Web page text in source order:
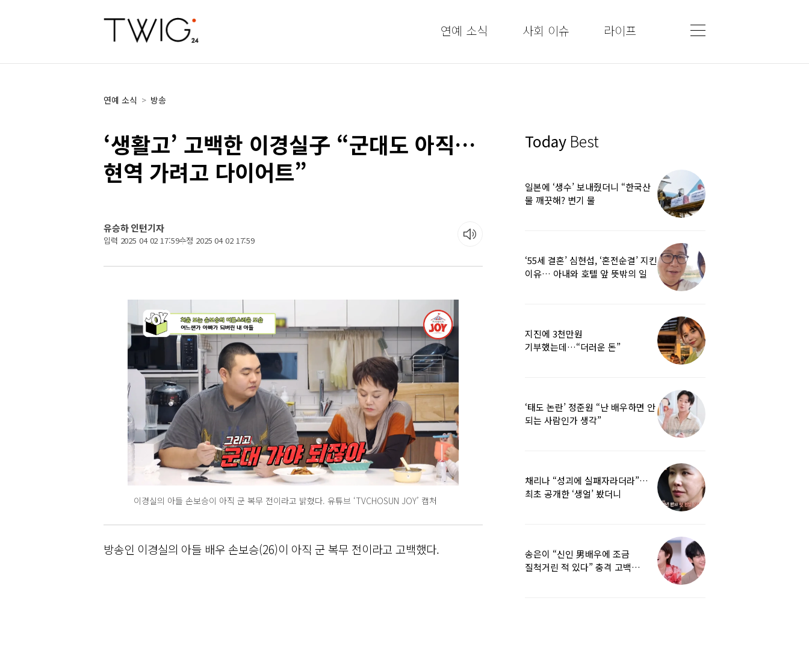
연예 소식 사회 이슈 라이프
연예 소식 > 방송
‘생활고’ 고백한 이경실子 “군대도 아직…
현역 가려고 다이어트”
유승하 인턴기자
입력 2025 04 02 17:59수정 2025 04 02 17:59
이경실의 아들 손보승이 아직 군 복무 전이라고 밝혔다. 유튜브 ‘TVCHOSUN JOY’ 캡처
방송인 이경실의 아들 배우 손보승(26)이 아직 군 복무 전이라고 고백했다.
Today Best
일본에 ‘생수’ 보내줬더니 “한국산
물 깨끗해? 변기 물
‘55세 결혼’ 심현섭, ‘혼전순결’ 지킨
이유… 아내와 호텔 앞 뜻밖의 일
지진에 3천만원
기부했는데…“더러운 돈”
‘태도 논란’ 정준원 “난 배우하면 안
되는 사람인가 생각”
채리나 “성괴에 실패자라더라”…
최초 공개한 ‘생얼’ 봤더니
송은이 “신인 男배우에 조금
질척거린 적 있다” 충격 고백…